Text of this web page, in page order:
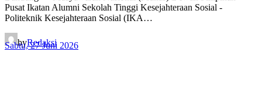
Pusat Ikatan Alumni Sekolah Tinggi Kesejahteraan Sosial -
Politeknik Kesejahteraan Sosial (IKA…
byRedaksi
Sabtu, 27 Juni 2026